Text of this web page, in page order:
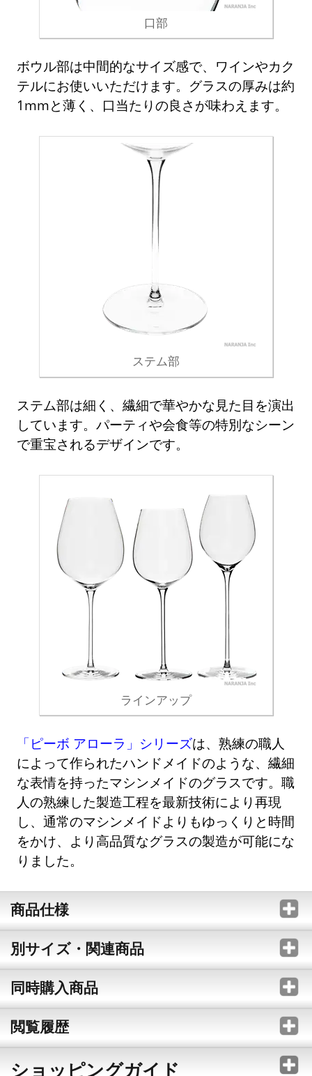
口部
ボウル部は中間的なサイズ感で、ワインやカク
テルにお使いいただけます。グラスの厚みは約
1mmと薄く、口当たりの良さが味わえます。
ステム部
ステム部は細く、繊細で華やかな見た目を演出
しています。パーティや会食等の特別なシーン
で重宝されるデザインです。
ラインアップ
「ピーボ アローラ」シリーズは、熟練の職人
によって作られたハンドメイドのような、繊細
な表情を持ったマシンメイドのグラスです。職
人の熟練した製造工程を最新技術により再現
し、通常のマシンメイドよりもゆっくりと時間
をかけ、より高品質なグラスの製造が可能にな
りました。
商品仕様
別サイズ・関連商品
同時購入商品
閲覧履歴
ショッピングガイド